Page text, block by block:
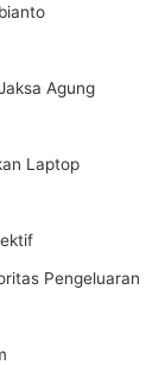
Agung
Laptop
Pengeluaran